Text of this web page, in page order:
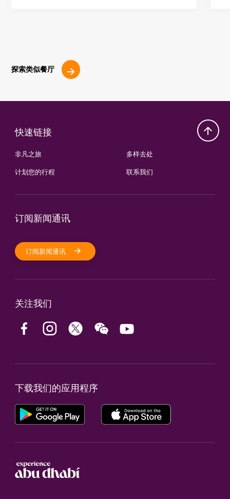
探索类似餐厅
快速链接
非凡之旅
计划您的行程
多样去处
联系我们
订阅新闻通讯
订阅新闻通讯
关注我们
下载我们的应用程序